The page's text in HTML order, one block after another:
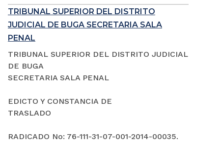
TRIBUNAL SUPERIOR DEL DISTRITO
JUDICIAL DE BUGA SECRETARIA SALA
PENAL
TRIBUNAL SUPERIOR DEL DISTRITO JUDICIAL
DE BUGA
SECRETARIA SALA PENAL
EDICTO Y CONSTANCIA DE
TRASLADO
RADICADO No: 76-111-31-07-001-2014-00035.